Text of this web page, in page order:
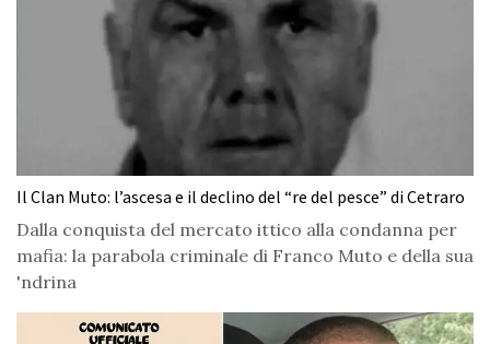
Il Clan Muto: l’ascesa e il declino del “re del pesce” di Cetraro
Dalla conquista del mercato ittico alla condanna per
mafia: la parabola criminale di Franco Muto e della sua
'ndrina